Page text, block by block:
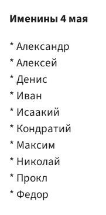
Именины 4 мая
* Александр
* Алексей
* Денис
* Иван
* Исаакий
* Кондратий
* Максим
* Николай
* Прокл
* Федор